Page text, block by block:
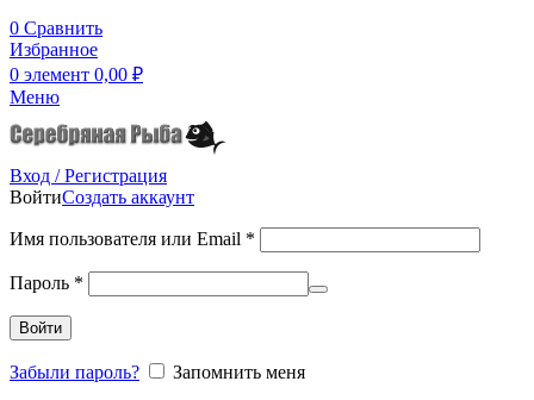
0 Сравнить
Избранное
0 элемент 0,00 ₽
Меню
Вход / Регистрация
ВойтиСоздать аккаунт
Имя пользователя или Email *
Пароль *
Войти
Забыли пароль?
Запомнить меня